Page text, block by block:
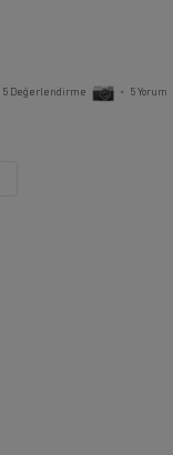
5 Değerlendirme • 5Yorum